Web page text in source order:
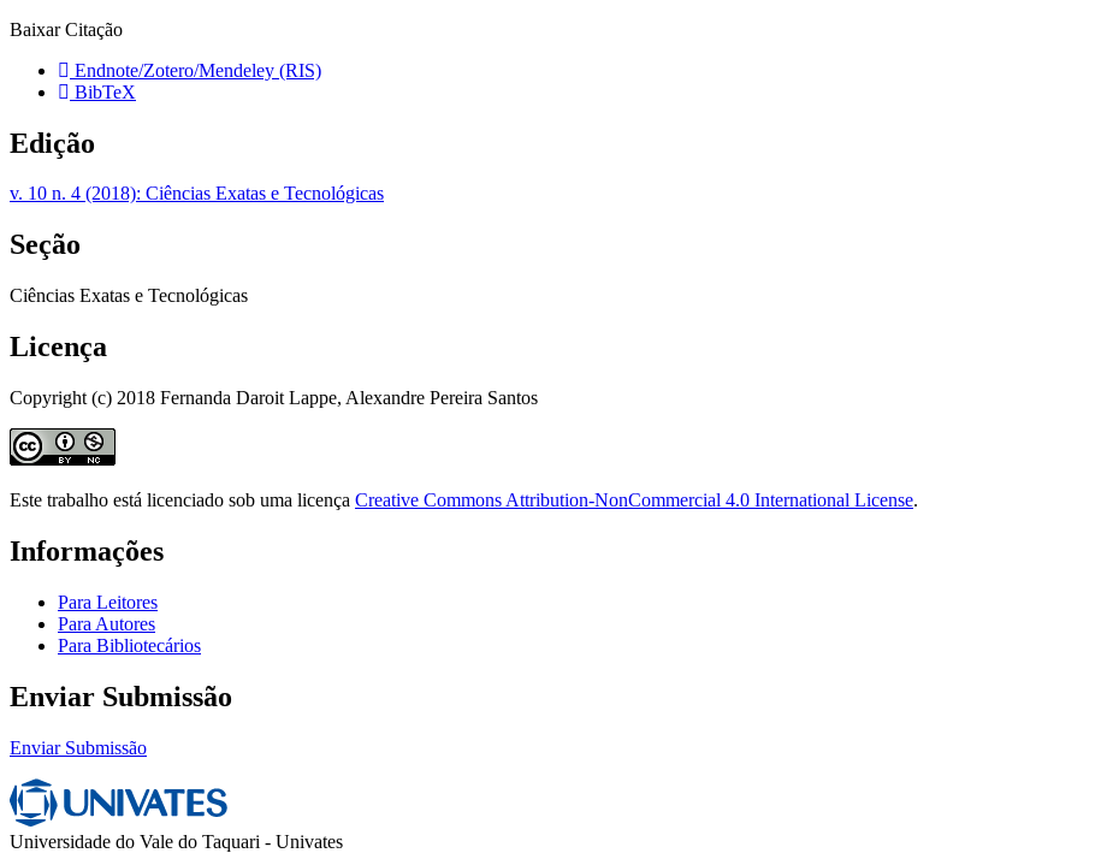
Baixar Citação
Endnote/Zotero/Mendeley (RIS)
BibTeX
Edição
v. 10 n. 4 (2018): Ciências Exatas e Tecnológicas
Seção
Ciências Exatas e Tecnológicas
Licença
Copyright (c) 2018 Fernanda Daroit Lappe, Alexandre Pereira Santos
Este trabalho está licenciado sob uma licença Creative Commons Attribution-NonCommercial 4.0 International License.
Informações
Para Leitores
Para Autores
Para Bibliotecários
Enviar Submissão
Enviar Submissão
Universidade do Vale do Taquari - Univates